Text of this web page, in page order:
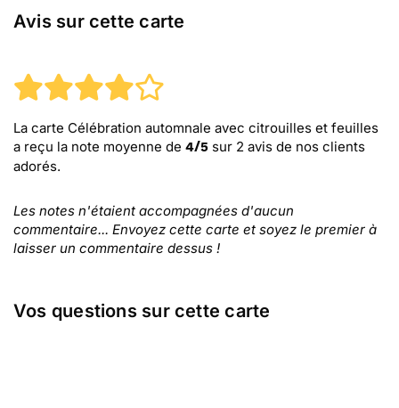
Avis sur cette carte
La carte Célébration automnale avec citrouilles et feuilles
a reçu la note moyenne de 4/5 sur 2 avis de nos clients
adorés.
Les notes n'étaient accompagnées d'aucun
commentaire... Envoyez cette carte et soyez le premier à
laisser un commentaire dessus !
Vos questions sur cette carte